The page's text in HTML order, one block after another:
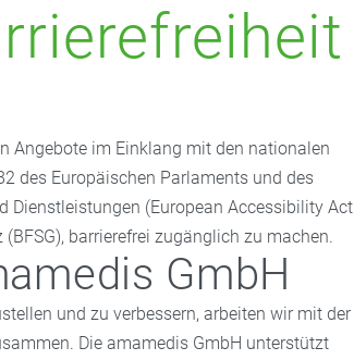
Angebote im Einklang mit den nationalen
des Europäischen Parlaments und des
Dienstleistungen (European Accessibility Act
barrierefrei zugänglich zu machen.
GmbH
und zu verbessern, arbeiten wir mit der
Die amamedis GmbH unterstützt